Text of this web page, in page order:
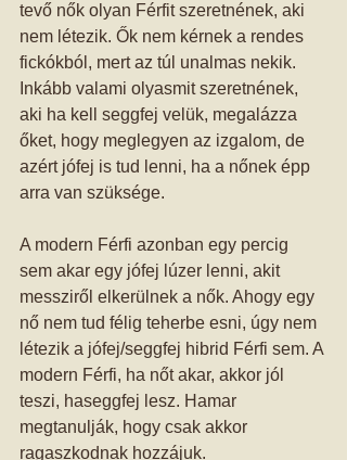
tevő nők olyan Férfit szeretnének, aki
nem létezik. Ők nem kérnek a rendes
fickókból, mert az túl unalmas nekik.
Inkább valami olyasmit szeretnének,
aki ha kell seggfej velük, megalázza
őket, hogy meglegyen az izgalom, de
azért jófej is tud lenni, ha a nőnek épp
arra van szüksége.
A modern Férfi azonban egy percig
sem akar egy jófej lúzer lenni, akit
messziről elkerülnek a nők. Ahogy egy
nő nem tud félig teherbe esni, úgy nem
létezik a jófej/seggfej hibrid Férfi sem. A
modern Férfi, ha nőt akar, akkor jól
teszi, haseggfej lesz. Hamar
megtanulják, hogy csak akkor
ragaszkodnak hozzájuk.